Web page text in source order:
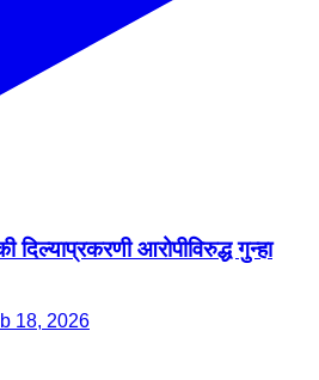
दिल्याप्रकरणी आरोपीविरुद्ध गुन्हा
18, 2026